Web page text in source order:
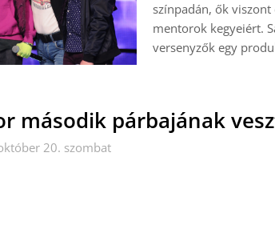
színpadán, ők
mentorok kegyeiért.
versenyzők egy
második párbajának
20. szombat